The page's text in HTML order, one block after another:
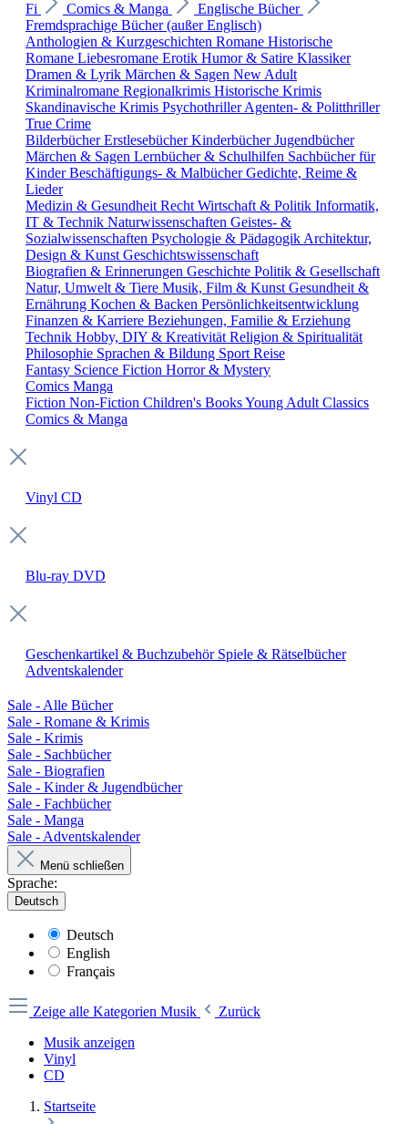
Fi
Comics & Manga
Englische Bücher
Fremdsprachige Bücher (außer Englisch)
Anthologien & Kurzgeschichten Romane Historische
Romane Liebesromane Erotik Humor & Satire Klassiker
Dramen & Lyrik Märchen & Sagen New Adult
Kriminalromane Regionalkrimis Historische Krimis
Skandinavische Krimis PsychothrillerAgenten- & Politthriller
True Crime
BilderbücherErstlesebücherKinderbücherJugendbücher
Märchen & Sagen Lernbücher & Schulhilfen Sachbücher für
KinderBeschäftigungs- & MalbücherGedichte, Reime &
Lieder
Medizin & Gesundheit Recht Wirtschaft & Politik Informatik,
IT & Technik Naturwissenschaften Geistes- &
Sozialwissenschaften Psychologie & Pädagogik Architektur,
Design & Kunst Geschichtswissenschaft
Biografien & Erinnerungen Geschichte Politik & Gesellschaft
Natur, Umwelt & Tiere Musik, Film & Kunst Gesundheit &
Ernährung Kochen & Backen Persönlichkeitsentwicklung
Finanzen & Karriere Beziehungen, Familie & Erziehung
Technik Hobby, DIY & Kreativität Religion & Spiritualität
Philosophie Sprachen & Bildung Sport Reise
Fantasy Science Fiction Horror & Mystery
Comics Manga
Fiction Non-Fiction Children's BooksYoung Adult Classics
Comics & Manga
Vinyl CD
Blu-ray DVD
Geschenkartikel & Buchzubehör Spiele & Rätselbücher
Adventskalender
Sale - Alle Bücher
Sale - Romane & Krimis
Sale - Krimis
Sale - Sachbücher
Sale - Biografien
Sale - Kinder & Jugendbücher
Sale - Fachbücher
Sale - Manga
Sale - Adventskalender
Menü schließen
Sprache:
Deutsch
Deutsch
English
Français
Zeige alle Kategorien Musik
Zurück
Musik anzeigen
Vinyl
CD
Startseite